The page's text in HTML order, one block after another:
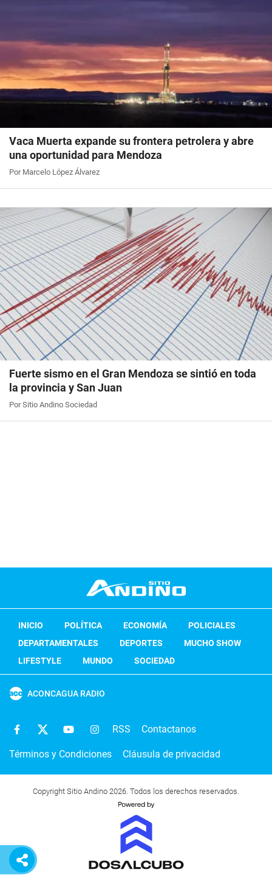
Vaca Muerta expande su frontera petrolera y abre
una oportunidad para Mendoza
Por Marcelo López Álvarez
Fuerte sismo en el Gran Mendoza se sintió en toda
la provincia y San Juan
Por Sitio Andino Sociedad
INICIO POLÍTICA ECONOMÍA
POLICIALES
DEPARTAMENTALES
DEPORTES
MUCHO SHOW
LIFESTYLE
MUNDO SOCIEDAD
ACONCAGUA RADIO
RSS Contactanos
Términos y Condiciones Cláusula de privacidad
Copyright Sitio Andino 2026. Todos los derechos reservados.